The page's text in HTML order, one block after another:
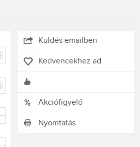
Küldés emailben
Kedvencekhez ad
Akciófigyelő
Nyomtatás